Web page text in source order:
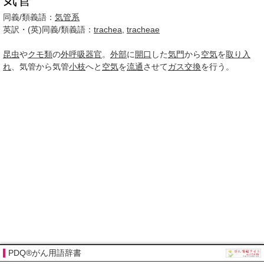
同義/類義語： 気管系
英訳・(英)同義/類義語： trachea tracheae
昆虫やクモ類の外呼吸器官。 外部に 開口 した気門から空気を取り入
れ 、気管から気管小枝へと 空気を流通させてガス交換を行う。
PDQ®がん用語辞書